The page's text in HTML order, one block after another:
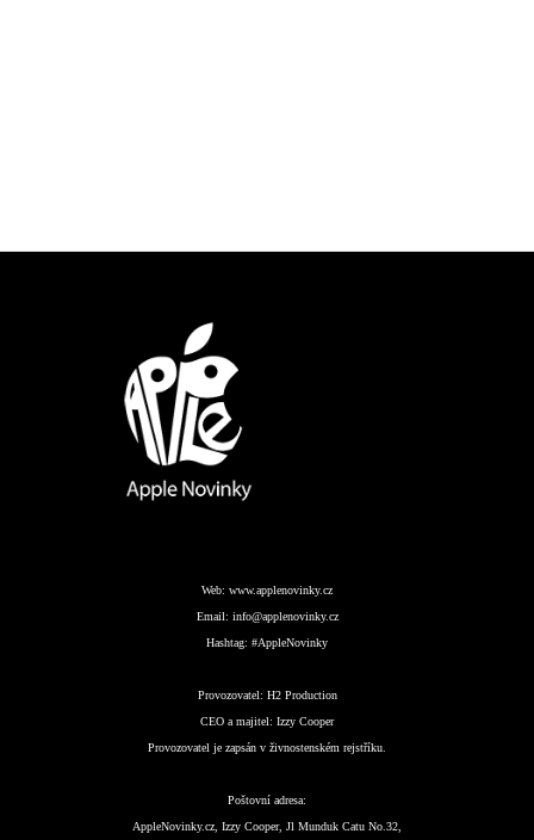
Web: www.applenovinky.cz
Email: info@applenovinky.cz
Hashtag: #AppleNovinky
Provozovatel: H2 Production
CEO a majitel: Izzy Cooper
Provozovatel je zapsán v živnostenském rejstříku.
Poštovní adresa:
AppleNovinky.cz, Izzy Cooper, Jl Munduk Catu No.32,